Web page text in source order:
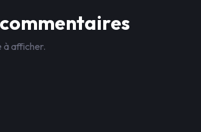
à afficher.